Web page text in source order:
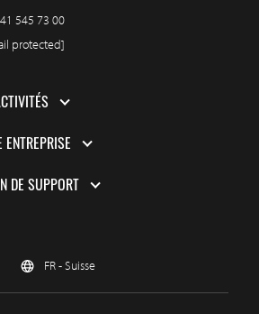
545 73 00
protected]
ENTREPRISE
DE SUPPORT
FR - Suisse